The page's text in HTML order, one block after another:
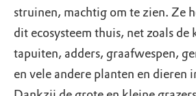
struinen, machtig om te zien. Ze
dit ecosysteem thuis, net zoals de
tapuiten, adders, graafwespen,
en vele andere planten en dieren